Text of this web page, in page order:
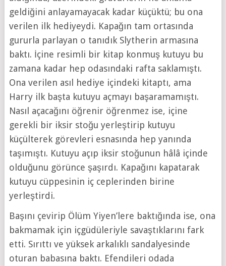
geldiğini anlayamayacak kadar küçüktü; bu ona
verilen ilk hediyeydi. Kapağın tam ortasında
gururla parlayan o tanıdık Slytherin armasına
baktı. İçine resimli bir kitap konmuş kutuyu bu
zamana kadar hep odasındaki rafta saklamıştı.
Ona verilen asıl hediye içindeki kitaptı, ama
Harry ilk başta kutuyu açmayı başaramamıştı.
Nasıl açacağını öğrenir öğrenmez ise, içine
gerekli bir iksir stoğu yerleştirip kutuyu
küçülterek görevleri esnasında hep yanında
taşımıştı. Kutuyu açıp iksir stoğunun hâlâ içinde
olduğunu görünce şaşırdı. Kapağını kapatarak
kutuyu cüppesinin iç ceplerinden birine
yerleştirdi.
Başını çevirip Ölüm Yiyen’lere baktığında ise, ona
bakmamak için içgüdüleriyle savaştıklarını fark
etti. Sırıttı ve yüksek arkalıklı sandalyesinde
oturan babasına baktı. Efendileri odada